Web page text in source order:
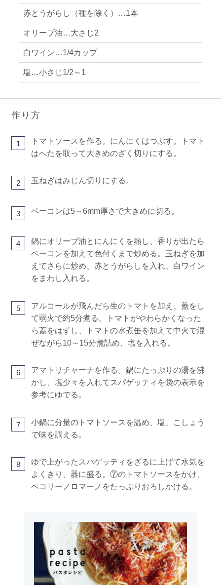
赤とうがらし（種を除く）…1本
オリーブ油…大さじ2
白ワイン…1/4カップ
塩…小さじ1/2～1
作り方
1
トマトソースを作る。にんにくはつぶす。トマト
はへたを取って大きめのざく切りにする。
2 玉ねぎはみじん切りにする。
3 ベーコンは5～6mm厚さで大きめに切る。
4
鍋にオリーブ油とにんにくを熱し、香りが出たら
ベーコンを加えて色付くまで炒める。玉ねぎを加
えてさらに炒め、赤とうがらしを入れ、白ワイン
をまわし入れる。
5
アルコールが飛んだら生のトマトを加え、蓋をし
て弱火で約5分煮る。トマトがやわらかくなった
ら蓋をはずし、トマトの水煮缶を加えて中火で混
ぜながら10～15分煮詰め、塩を入れる。
6
アマトリチャーナを作る。鍋にたっぷりの湯を沸
かし、塩少々を入れてスパゲッティを袋の表示を
参考にゆでる。
7
小鍋に分量のトマトソースを温め、塩、こしょう
で味を調える。
8
ゆで上がったスパゲッティをざるに上げて水気を
よくきり、器に盛る。⑦のトマトソースをかけ、
ペコリーノロマーノをたっぷりおろしかける。